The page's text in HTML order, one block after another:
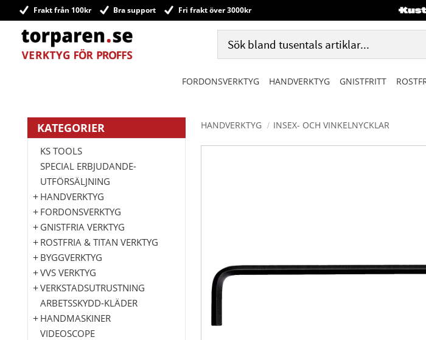
Frakt från 100kr Bra support Fri frakt över 3000kr
FORDONSVERKTYG HANDVERKTYG GNISTFRITT
HANDVERKTYG INSEX- OCH VINKELNYCKLAR
KATEGORIER
KS TOOLS
SPECIAL ERBJUDANDE-
UTFÖRSÄLJNING
HANDVERKTYG
FORDONSVERKTYG
GNISTFRIA VERKTYG
ROSTFRIA & TITAN VERKTYG
BYGGVERKTYG
VVS VERKTYG
VERKSTADSUTRUSTNING
ARBETSSKYDD-KLÄDER
HANDMASKINER
VIDEOSCOPE